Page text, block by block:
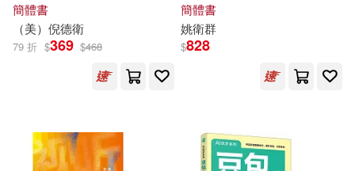
徐英洲(22) 永尾丸(22)
艾閣萌（英國）有限公司著(22)
CLAMP(21) Code：000(21)
中國計量出版社(145)
華東師範大學出版社(144)
麥田(142)
簡體書
（美）倪德衛
79 折 $369 $468
簡體書
姚衛群
$828